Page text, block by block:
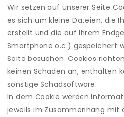
Wir setzen auf unserer Seite
es sich um kleine Dateien, die
erstellt und die auf Ihrem
Smartphone o.ä.) gespeichert
Seite besuchen. Cookies
keinen Schaden an, enthalten
sonstige Schadsoftware.
In dem Cookie werden
jeweils im Zusammenhang mit